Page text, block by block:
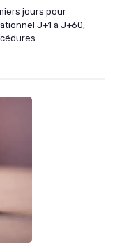
jours pour
J+1 à J+60,